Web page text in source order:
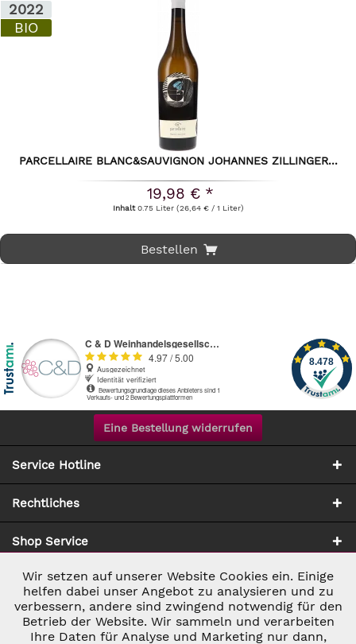
2022
BIO
PARCELLAIRE BLANC&SAUVIGNON JOHANNES ZILLINGER...
19,98 € *
Inhalt0.75 Liter (26,64 € / 1 Liter)
Bestellen
Eine Bestellung widerrufen
Service Hotline
Rechtliches
Shop Service
Zahlung & Versand
Notwendig Aktiv
Marketing Inaktiv
Wir setzen auf unserer Website Cookies ein. Einige
helfen dabei unser Angebot zu analysieren und zu
verbessern, andere sind zwingend notwendig für den
Betrieb der Website. Wir sammeln und verarbeiten
Ihre Daten für Analyse und Marketing nur dann,